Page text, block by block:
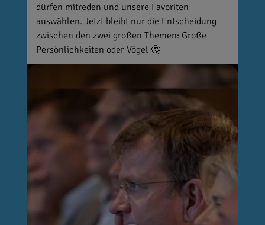
dürfen mitreden und unsere Favoriten
auswählen. Jetzt bleibt nur die Entscheidung
zwischen den zwei großen Themen: Große
Persönlichkeiten oder Vögel 🤔